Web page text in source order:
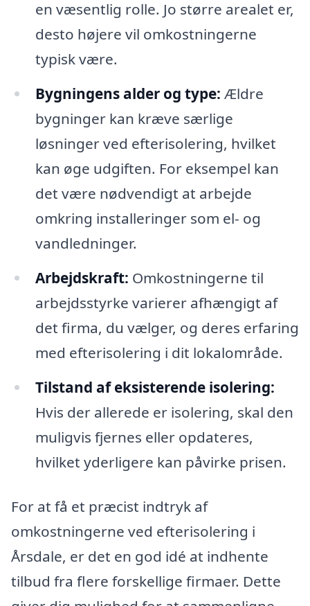
en væsentlig rolle. Jo større arealet er,
desto højere vil omkostningerne
typisk være.
Bygningens alder og type: Ældre
bygninger kan kræve særlige
løsninger ved efterisolering, hvilket
kan øge udgiften. For eksempel kan
det være nødvendigt at arbejde
omkring installeringer som el- og
vandledninger.
Arbejdskraft: Omkostningerne til
arbejdsstyrke varierer afhængigt af
det firma, du vælger, og deres erfaring
med efterisolering i dit lokalområde.
Tilstand af eksisterende isolering:
Hvis der allerede er isolering, skal den
muligvis fjernes eller opdateres,
hvilket yderligere kan påvirke prisen.
For at få et præcist indtryk af
omkostningerne ved efterisolering i
Årsdale, er det en god idé at indhente
tilbud fra flere forskellige firmaer. Dette